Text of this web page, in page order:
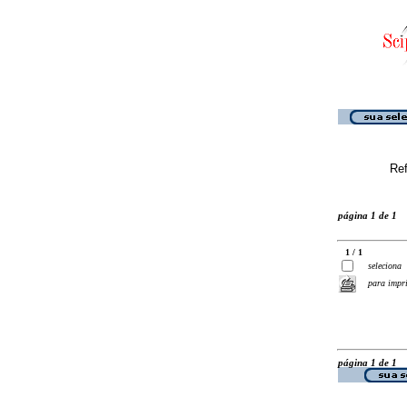
página 1 de 1
1 / 1
seleciona
para
página 1 de 1